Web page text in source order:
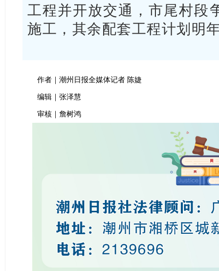
工程并开放交通，市尾村段
施工，其余配套工程计划明
作者｜潮州日报全媒体记者 陈婕
编辑｜张泽慧
审核｜詹树鸿